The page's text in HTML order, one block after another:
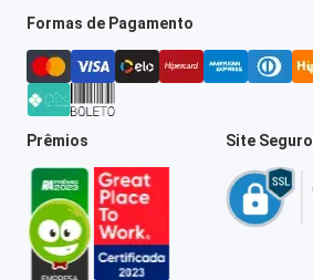
Formas de Pagamento
Prêmios Site Seguro